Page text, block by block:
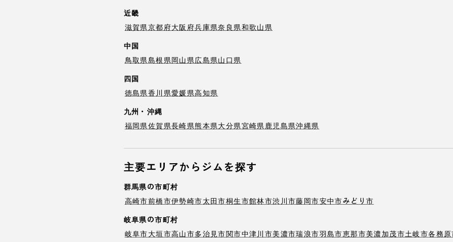
近畿
滋賀県京都府大阪府兵庫県奈良県和歌山県
中国
鳥取県島根県岡山県広島県山口県
四国
徳島県香川県愛媛県高知県
九州・沖縄
福岡県佐賀県長崎県熊本県大分県宮崎県鹿児島県沖縄県
主要エリアからジムを探す
群馬県の市町村
高崎市前橋市伊勢崎市太田市桐生市館林市渋川市藤岡市安中市みどり市
岐阜県の市町村
岐阜市大垣市高山市多治見市関市中津川市美濃市瑞浪市羽島市恵那市美濃加茂市土岐市各務